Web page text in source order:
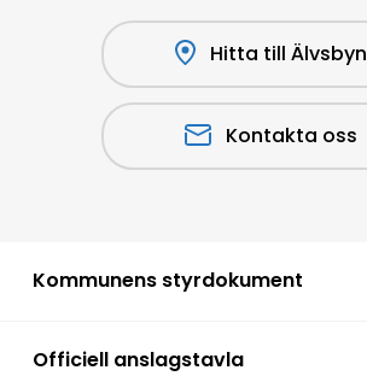
Hitta till Älvsbyn
Kontakta oss
Kommunens styrdokument
Officiell anslagstavla